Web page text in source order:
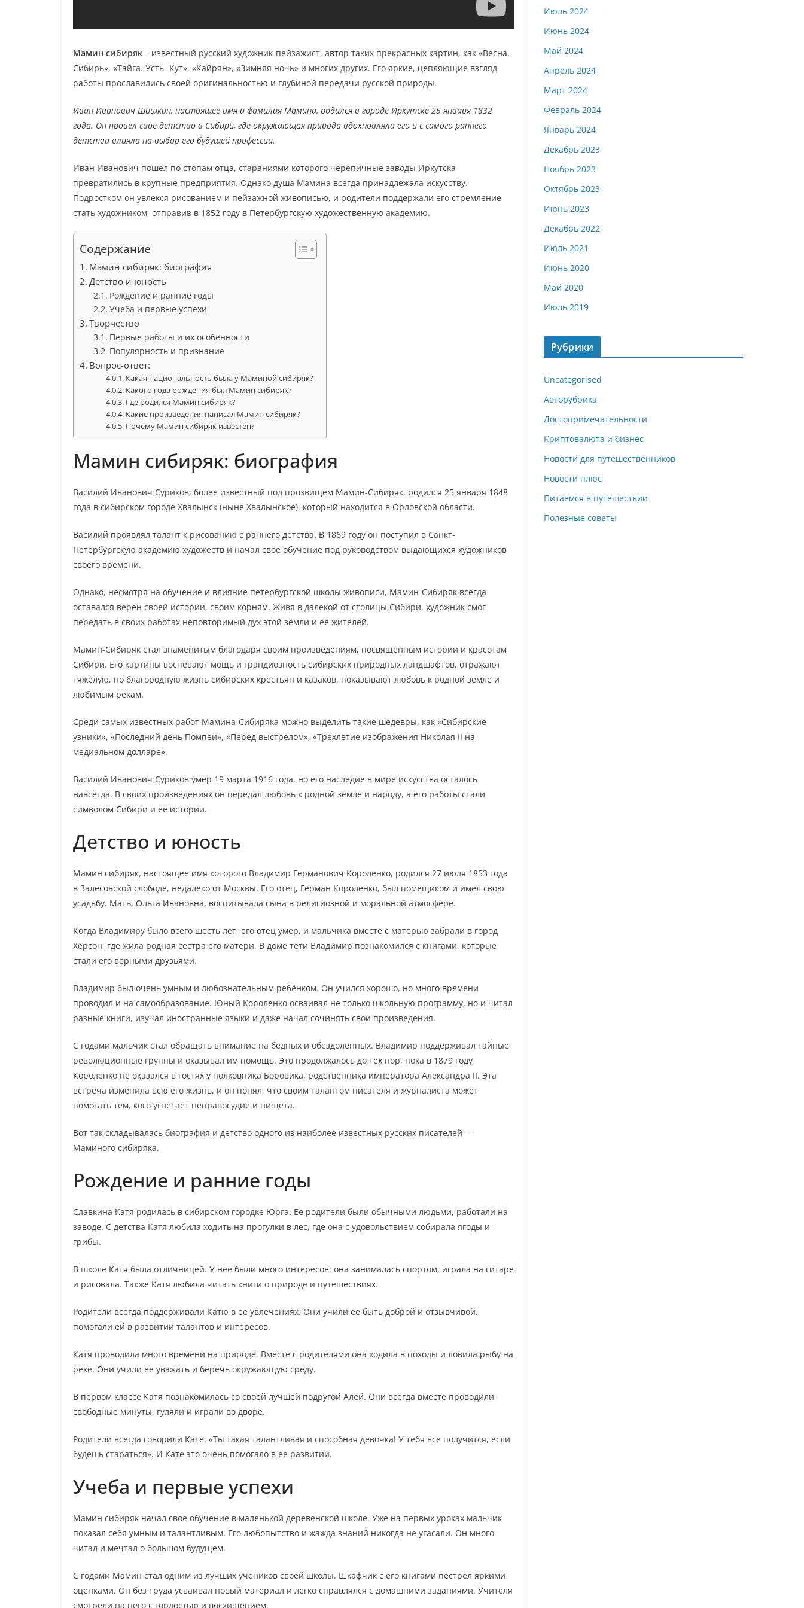
Мамин сибиряк – известный русский художник-пейзажист, автор таких прекрасных картин, как «Весна.
Сибирь», «Тайга. Усть- Кут», «Кайрян», «Зимняя ночь» и многих других. Его яркие, цепляющие взгляд
работы прославились своей оригинальностью и глубиной передачи русской природы.
Иван Иванович Шишкин, настоящее имя и фамилия Мамина, родился в городе Иркутске 25 января 1832
года. Он провел свое детство в Сибири, где окружающая природа вдохновляла его и с самого раннего
детства влияла на выбор его будущей профессии.
Иван Иванович пошел по стопам отца, стараниями которого черепичные заводы Иркутска
превратились в крупные предприятия. Однако душа Мамина всегда принадлежала искусству.
Подростком он увлекся рисованием и пейзажной живописью, и родители поддержали его стремление
стать художником, отправив в 1852 году в Петербургскую художественную академию.
Содержание
Мамин сибиряк: биография
Детство и юность
Рождение и ранние годы
Учеба и первые успехи
Творчество
Первые работы и их особенности
Популярность и признание
Вопрос-ответ:
Какая национальность была у Маминой сибиряк?
Какого года рождения был Мамин сибиряк?
Где родился Мамин сибиряк?
Какие произведения написал Мамин сибиряк?
Почему Мамин сибиряк известен?
Мамин сибиряк: биография
Василий Иванович Суриков, более известный под прозвищем Мамин-Сибиряк, родился 25 января 1848
года в сибирском городе Хвалынск (ныне Хвалынское), который находится в Орловской области.
Василий проявлял талант к рисованию с раннего детства. В 1869 году он поступил в Санкт-
Петербургскую академию художеств и начал свое обучение под руководством выдающихся художников
своего времени.
Однако, несмотря на обучение и влияние петербургской школы живописи, Мамин-Сибиряк всегда
оставался верен своей истории, своим корням. Живя в далекой от столицы Сибири, художник смог
передать в своих работах неповторимый дух этой земли и ее жителей.
Мамин-Сибиряк стал знаменитым благодаря своим произведениям, посвященным истории и красотам
Сибири. Его картины воспевают мощь и грандиозность сибирских природных ландшафтов, отражают
тяжелую, но благородную жизнь сибирских крестьян и казаков, показывают любовь к родной земле и
любимым рекам.
Среди самых известных работ Мамина-Сибиряка можно выделить такие шедевры, как «Сибирские
узники», «Последний день Помпеи», «Перед выстрелом», «Трехлетие изображения Николая II на
медиальном долларе».
Василий Иванович Суриков умер 19 марта 1916 года, но его наследие в мире искусства осталось
навсегда. В своих произведениях он передал любовь к родной земле и народу, а его работы стали
символом Сибири и ее истории.
Детство и юность
Мамин сибиряк, настоящее имя которого Владимир Германович Короленко, родился 27 июля 1853 года
в Залесовской слободе, недалеко от Москвы. Его отец, Герман Короленко, был помещиком и имел свою
усадьбу. Мать, Ольга Ивановна, воспитывала сына в религиозной и моральной атмосфере.
Когда Владимиру было всего шесть лет, его отец умер, и мальчика вместе с матерью забрали в город
Херсон, где жила родная сестра его матери. В доме тёти Владимир познакомился с книгами, которые
стали его верными друзьями.
Владимир был очень умным и любознательным ребёнком. Он учился хорошо, но много времени
проводил и на самообразование. Юный Короленко осваивал не только школьную программу, но и читал
разные книги, изучал иностранные языки и даже начал сочинять свои произведения.
С годами мальчик стал обращать внимание на бедных и обездоленных. Владимир поддерживал тайные
революционные группы и оказывал им помощь. Это продолжалось до тех пор, пока в 1879 году
Короленко не оказался в гостях у полковника Боровика, родственника императора Александра II. Эта
встреча изменила всю его жизнь, и он понял, что своим талантом писателя и журналиста может
помогать тем, кого угнетает неправосудие и нищета.
Вот так складывалась биография и детство одного из наиболее известных русских писателей —
Маминого сибиряка.
Рождение и ранние годы
Славкина Катя родилась в сибирском городке Юрга. Ее родители были обычными людьми, работали на
заводе. С детства Катя любила ходить на прогулки в лес, где она с удовольствием собирала ягоды и
грибы.
В школе Катя была отличницей. У нее были много интересов: она занималась спортом, играла на гитаре
и рисовала. Также Катя любила читать книги о природе и путешествиях.
Родители всегда поддерживали Катю в ее увлечениях. Они учили ее быть доброй и отзывчивой,
помогали ей в развитии талантов и интересов.
Катя проводила много времени на природе. Вместе с родителями она ходила в походы и ловила рыбу на
реке. Они учили ее уважать и беречь окружающую среду.
В первом классе Катя познакомилась со своей лучшей подругой Алей. Они всегда вместе проводили
свободные минуты, гуляли и играли во дворе.
Родители всегда говорили Кате: «Ты такая талантливая и способная девочка! У тебя все получится, если
будешь стараться». И Кате это очень помогало в ее развитии.
Учеба и первые успехи
Мамин сибиряк начал свое обучение в маленькой деревенской школе. Уже на первых уроках мальчик
показал себя умным и талантливым. Его любопытство и жажда знаний никогда не угасали. Он много
читал и мечтал о большом будущем.
С годами Мамин стал одним из лучших учеников своей школы. Шкафчик с его книгами пестрел яркими
оценками. Он без труда усваивал новый материал и легко справлялся с домашними заданиями. Учителя
смотрели на него с гордостью и восхищением.
Июль 2024
Июнь 2024
Май 2024
Апрель 2024
Март 2024
Февраль 2024
Январь 2024
Декабрь 2023
Ноябрь 2023
Октябрь 2023
Июнь 2023
Декабрь 2022
Июль 2021
Июнь 2020
Май 2020
Июль 2019
Рубрики
Uncategorised
Авторубрика
Достопримечательности
Криптовалюта и бизнес
Новости для путешественников
Новости плюс
Питаемся в путешествии
Полезные советы